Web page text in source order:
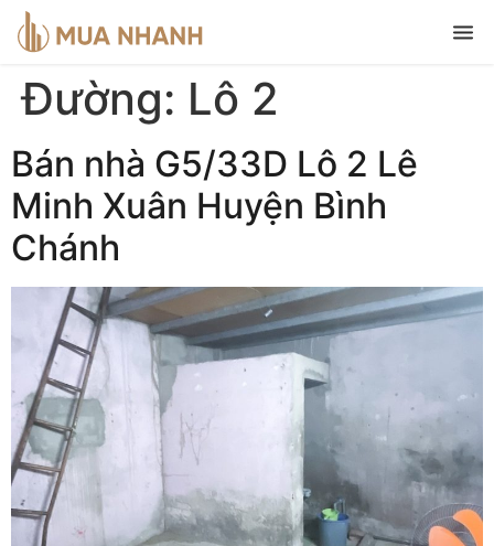
Đường: Lô 2
Bán nhà G5/33D Lô 2 Lê
Minh Xuân Huyện Bình
Chánh